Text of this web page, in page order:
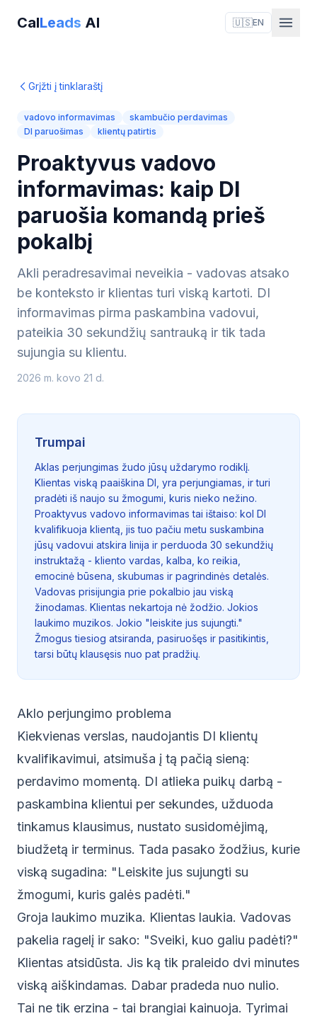
CalLeads AI 🇺🇸EN
Grįžti į tinklaraštį
vadovo informavimas
skambučio perdavimas
DI paruošimas
klientų patirtis
Proaktyvus vadovo
informavimas: kaip DI
paruošia komandą prieš
pokalbį
Akli peradresavimai neveikia - vadovas atsako
be konteksto ir klientas turi viską kartoti. DI
informavimas pirma paskambina vadovui,
pateikia 30 sekundžių santrauką ir tik tada
sujungia su klientu.
2026 m. kovo 21 d.
Trumpai
Aklas perjungimas žudo jūsų uždarymo rodiklį.
Klientas viską paaiškina DI, yra perjungiamas, ir turi
pradėti iš naujo su žmogumi, kuris nieko nežino.
Proaktyvus vadovo informavimas tai ištaiso: kol DI
kvalifikuoja klientą, jis tuo pačiu metu suskambina
jūsų vadovui atskira linija ir perduoda 30 sekundžių
instruktažą - kliento vardas, kalba, ko reikia,
emocinė būsena, skubumas ir pagrindinės detalės.
Vadovas prisijungia prie pokalbio jau viską
žinodamas. Klientas nekartoja nė žodžio. Jokios
laukimo muzikos. Jokio "leiskite jus sujungti."
Žmogus tiesiog atsiranda, pasiruošęs ir pasitikintis,
tarsi būtų klausęsis nuo pat pradžių.
Aklo perjungimo problema
Kiekvienas verslas, naudojantis DI klientų
kvalifikavimui, atsimuša į tą pačią sieną:
perdavimo momentą. DI atlieka puikų darbą -
paskambina klientui per sekundes, užduoda
tinkamus klausimus, nustato susidomėjimą,
biudžetą ir terminus. Tada pasako žodžius, kurie
viską sugadina: "Leiskite jus sujungti su
žmogumi, kuris galės padėti."
Groja laukimo muzika. Klientas laukia. Vadovas
pakelia ragelį ir sako: "Sveiki, kuo galiu padėti?"
Klientas atsidūsta. Jis ką tik praleido dvi minutes
viską aiškindamas. Dabar pradeda nuo nulio.
Tai ne tik erzina - tai brangiai kainuoja. Tyrimai